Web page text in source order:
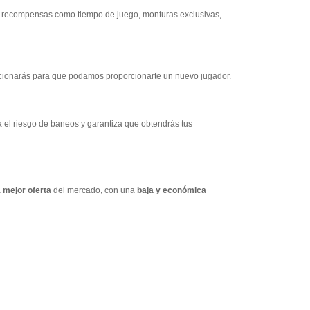
como tiempo de juego, monturas exclusivas,
para que podamos proporcionarte un nuevo jugador.
riesgo de baneos y garantiza que obtendrás tus
mejor oferta del mercado, con una baja y económica